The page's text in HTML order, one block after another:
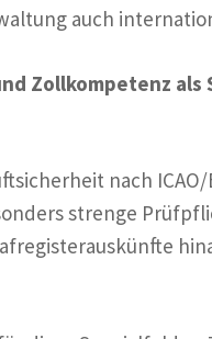
auch
Zollkompetenz
nach ICAO/
strenge